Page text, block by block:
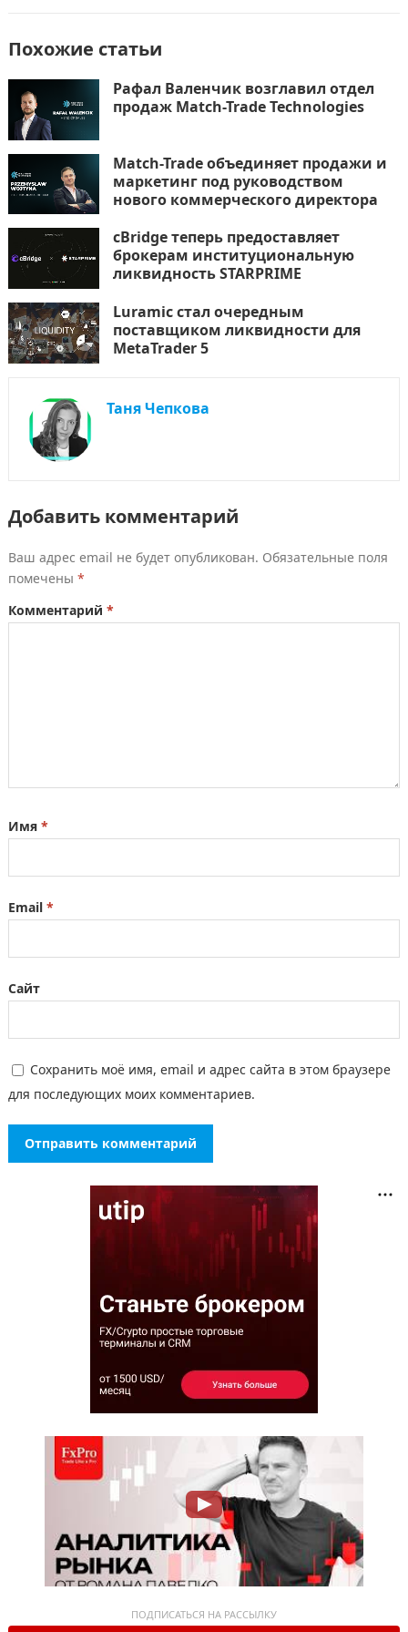
Похожие статьи
Рафал Валенчик возглавил отдел
продаж Match-Trade Technologies
Match-Trade объединяет продажи и
маркетинг под руководством
нового коммерческого директора
cBridge теперь предоставляет
брокерам институциональную
ликвидность STARPRIME
Luramic стал очередным
поставщиком ликвидности для
MetaTrader 5
Таня Чепкова
Добавить комментарий
Ваш адрес email не будет опубликован. Обязательные поля
помечены *
Комментарий *
Имя *
Email *
Сайт
Сохранить моё имя, email и адрес сайта в этом браузере
для последующих моих комментариев.
ПОДПИСАТЬСЯ НА РАССЫЛКУ